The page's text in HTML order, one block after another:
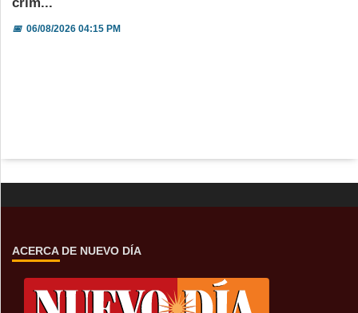
crim...
📅06/08/2026 04:15 PM
ACERCA DE NUEVO DÍA